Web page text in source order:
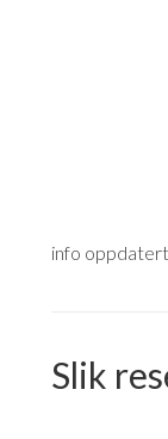
info
Slik